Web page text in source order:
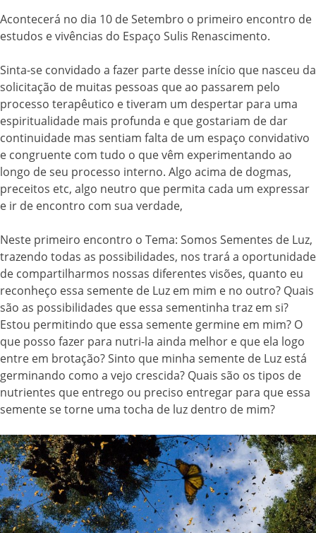
Acontecerá no dia 10 de Setembro o primeiro encontro de
estudos e vivências do Espaço Sulis Renascimento.
Sinta-se convidado a fazer parte desse início que nasceu da
solicitação de muitas pessoas que ao passarem pelo
processo terapêutico e tiveram um despertar para uma
espiritualidade mais profunda e que gostariam de dar
continuidade mas sentiam falta de um espaço convidativo
e congruente com tudo o que vêm experimentando ao
longo de seu processo interno. Algo acima de dogmas,
preceitos etc, algo neutro que permita cada um expressar
e ir de encontro com sua verdade,
Neste primeiro encontro o Tema: Somos Sementes de Luz,
trazendo todas as possibilidades, nos trará a oportunidade
de compartilharmos nossas diferentes visões, quanto eu
reconheço essa semente de Luz em mim e no outro? Quais
são as possibilidades que essa sementinha traz em si?
Estou permitindo que essa semente germine em mim? O
que posso fazer para nutri-la ainda melhor e que ela logo
entre em brotação? Sinto que minha semente de Luz está
germinando como a vejo crescida? Quais são os tipos de
nutrientes que entrego ou preciso entregar para que essa
semente se torne uma tocha de luz dentro de mim?